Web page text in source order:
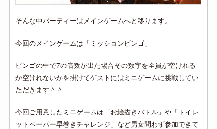
そんな中パーティーはメインゲームへと移ります。
今回のメインゲームは「ミッションビンゴ」
ビンゴの中で7の倍数が出た場合その数字を全員が空けれる
か空けれないかを掛けてゲストにはミニゲームに挑戦してい
ただきます＾＾
今回ご用意したミニゲームは「お絵描きバトル」や「トイレ
ットペーパー早巻きチャレンジ」など男女問わず参加できて